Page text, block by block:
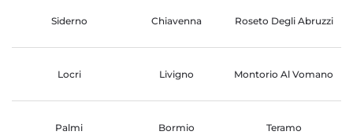
Siderno Chiavenna Roseto Degli Abruzzi
Locri Livigno Montorio Al Vomano
Palmi Bormio Teramo